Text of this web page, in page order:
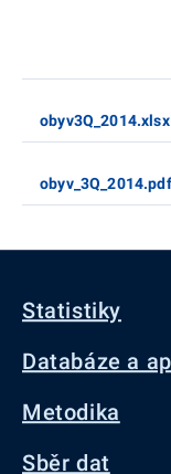
obyv3Q_2014.xlsx
obyv_3Q_2014.pdf
Statistiky
Databáze a
Metodika
Sběr dat